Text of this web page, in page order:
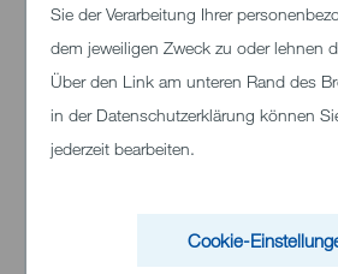
Sie der Verarbeitung Ihrer
dem jeweiligen Zweck zu oder lehnen
Über den Link am unteren Rand des
in der Datenschutzerklärung können
jederzeit bearbeiten.
Cookie-
+49 (0)7321 33 0
Bei Aktivierung können